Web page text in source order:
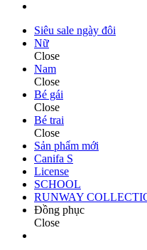
Siêu sale ngày đôi
Nữ
Close
Nam
Close
Bé gái
Close
Bé trai
Close
Sản phẩm mới
Canifa S
License
SCHOOL
RUNWAY
Đồng phục
Close